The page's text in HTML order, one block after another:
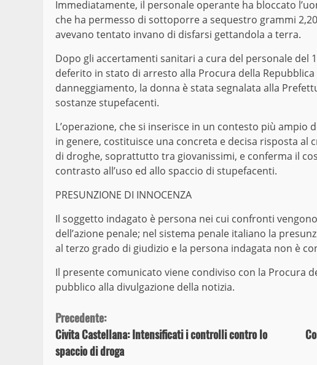
Immediatamente, il personale operante ha bloccato
che ha permesso di sottoporre a sequestro grammi
avevano tentato invano di disfarsi gettandola a terra.
Dopo gli accertamenti sanitari a cura del personale del
deferito in stato di arresto alla Procura della
danneggiamento, la donna è stata segnalata alla
sostanze stupefacenti.
L’operazione, che si inserisce in un contesto più ampio
in genere, costituisce una concreta e decisa risposta al
di droghe, soprattutto tra giovanissimi, e conferma il
contrasto all’uso ed allo spaccio di stupefacenti.
PRESUNZIONE DI INNOCENZA
Il soggetto indagato è persona nei cui confronti
dell’azione penale; nel sistema penale italiano la
al terzo grado di giudizio e la persona indagata non è
Il presente comunicato viene condiviso con la Procura
pubblico alla divulgazione della notizia.
Continue
Reading
Precedente:
Civita Castellana: Intensificati i controlli contro lo
spaccio di droga